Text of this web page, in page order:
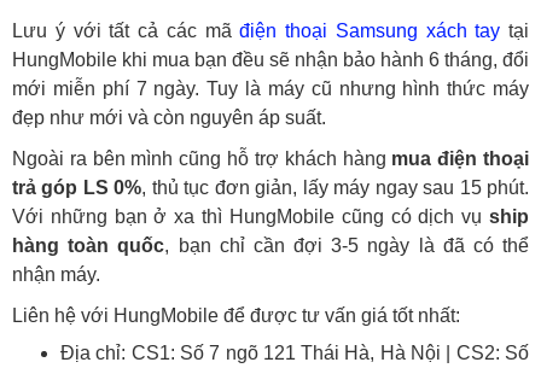
Lưu ý với tất cả các mãđiện thoại Samsung xách tay tại
HungMobile khi mua bạn đều sẽ nhận bảo hành 6 tháng, đổi
mới miễn phí 7 ngày. Tuy là máy cũ nhưng hình thức máy
đẹp như mới và còn nguyên áp suất.
Ngoài ra bên mình cũng hỗ trợ khách hàng mua điện thoại
trả góp LS 0%, thủ tục đơn giản, lấy máy ngay sau 15 phút.
Với những bạn ở xa thì HungMobile cũng có dịch vụ ship
hàng toàn quốc, bạn chỉ cần đợi 3-5 ngày là đã có thể
nhận máy.
Liên hệ với HungMobile để được tư vấn giá tốt nhất:
Địa chỉ: CS1: Số 7 ngõ 121 Thái Hà, Hà Nội | CS2: Số